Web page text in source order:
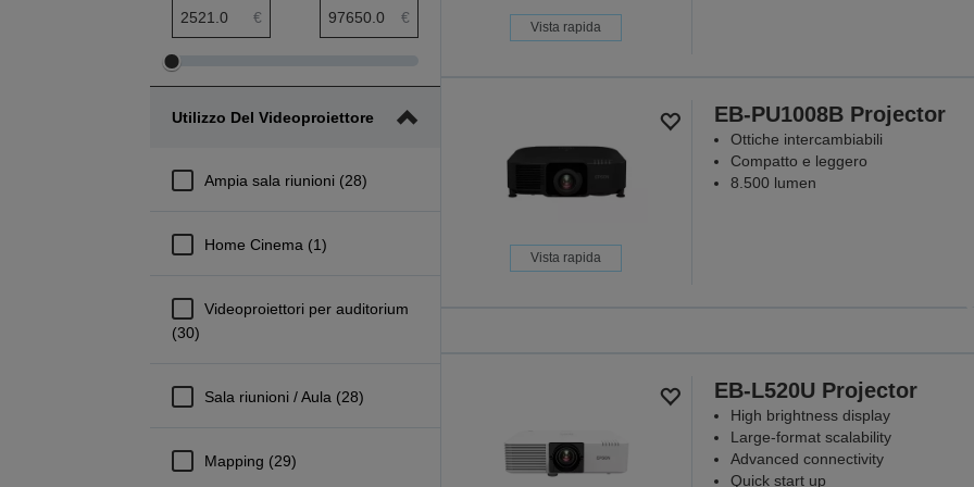
€ €
Modifica
minimo
Modifica
massimo
Utilizzo Del Videoproiettore
Ampia sala riunioni (28)
Home Cinema (1)
Videoproiettori per auditorium
(30)
Sala riunioni / Aula (28)
Mapping (29)
Vista rapida
Vista rapida
EB-PU1008B Projector
Ottiche intercambiabili
Compatto e leggero
8.500 lumen
Perché ogni
EB-L520U Projector
High brightness display
Large-format scalability
Advanced connectivity
Quick start up